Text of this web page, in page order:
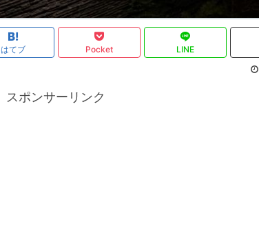
はてブ Pocket LINE
スポンサーリンク